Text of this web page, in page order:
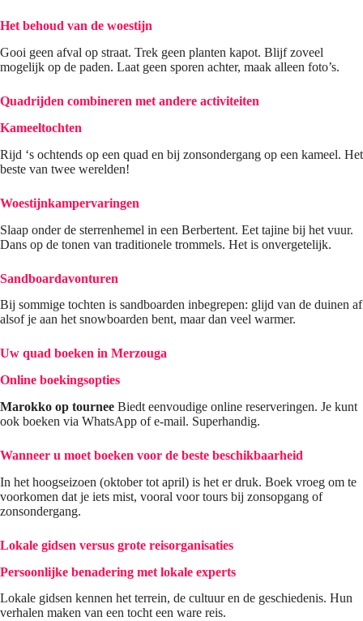
Het behoud van de woestijn
Gooi geen afval op straat. Trek geen planten kapot. Blijf zoveel
mogelijk op de paden. Laat geen sporen achter, maak alleen foto’s.
Quadrijden combineren met andere activiteiten
Kameeltochten
Rijd ‘s ochtends op een quad en bij zonsondergang op een kameel. Het
beste van twee werelden!
Woestijnkampervaringen
Slaap onder de sterrenhemel in een Berbertent. Eet tajine bij het vuur.
Dans op de tonen van traditionele trommels. Het is onvergetelijk.
Sandboardavonturen
Bij sommige tochten is sandboarden inbegrepen: glijd van de duinen af
​​alsof je aan het snowboarden bent, maar dan veel warmer.
Uw quad boeken in Merzouga
Online boekingsopties
Marokko op tournee Biedt eenvoudige online reserveringen. Je kunt
ook boeken via WhatsApp of e-mail. Superhandig.
Wanneer u moet boeken voor de beste beschikbaarheid
In het hoogseizoen (oktober tot april) is het er druk. Boek vroeg om te
voorkomen dat je iets mist, vooral voor tours bij zonsopgang of
zonsondergang.
Lokale gidsen versus grote reisorganisaties
Persoonlijke benadering met lokale experts
Lokale gidsen kennen het terrein, de cultuur en de geschiedenis. Hun
verhalen maken van een tocht een ware reis.